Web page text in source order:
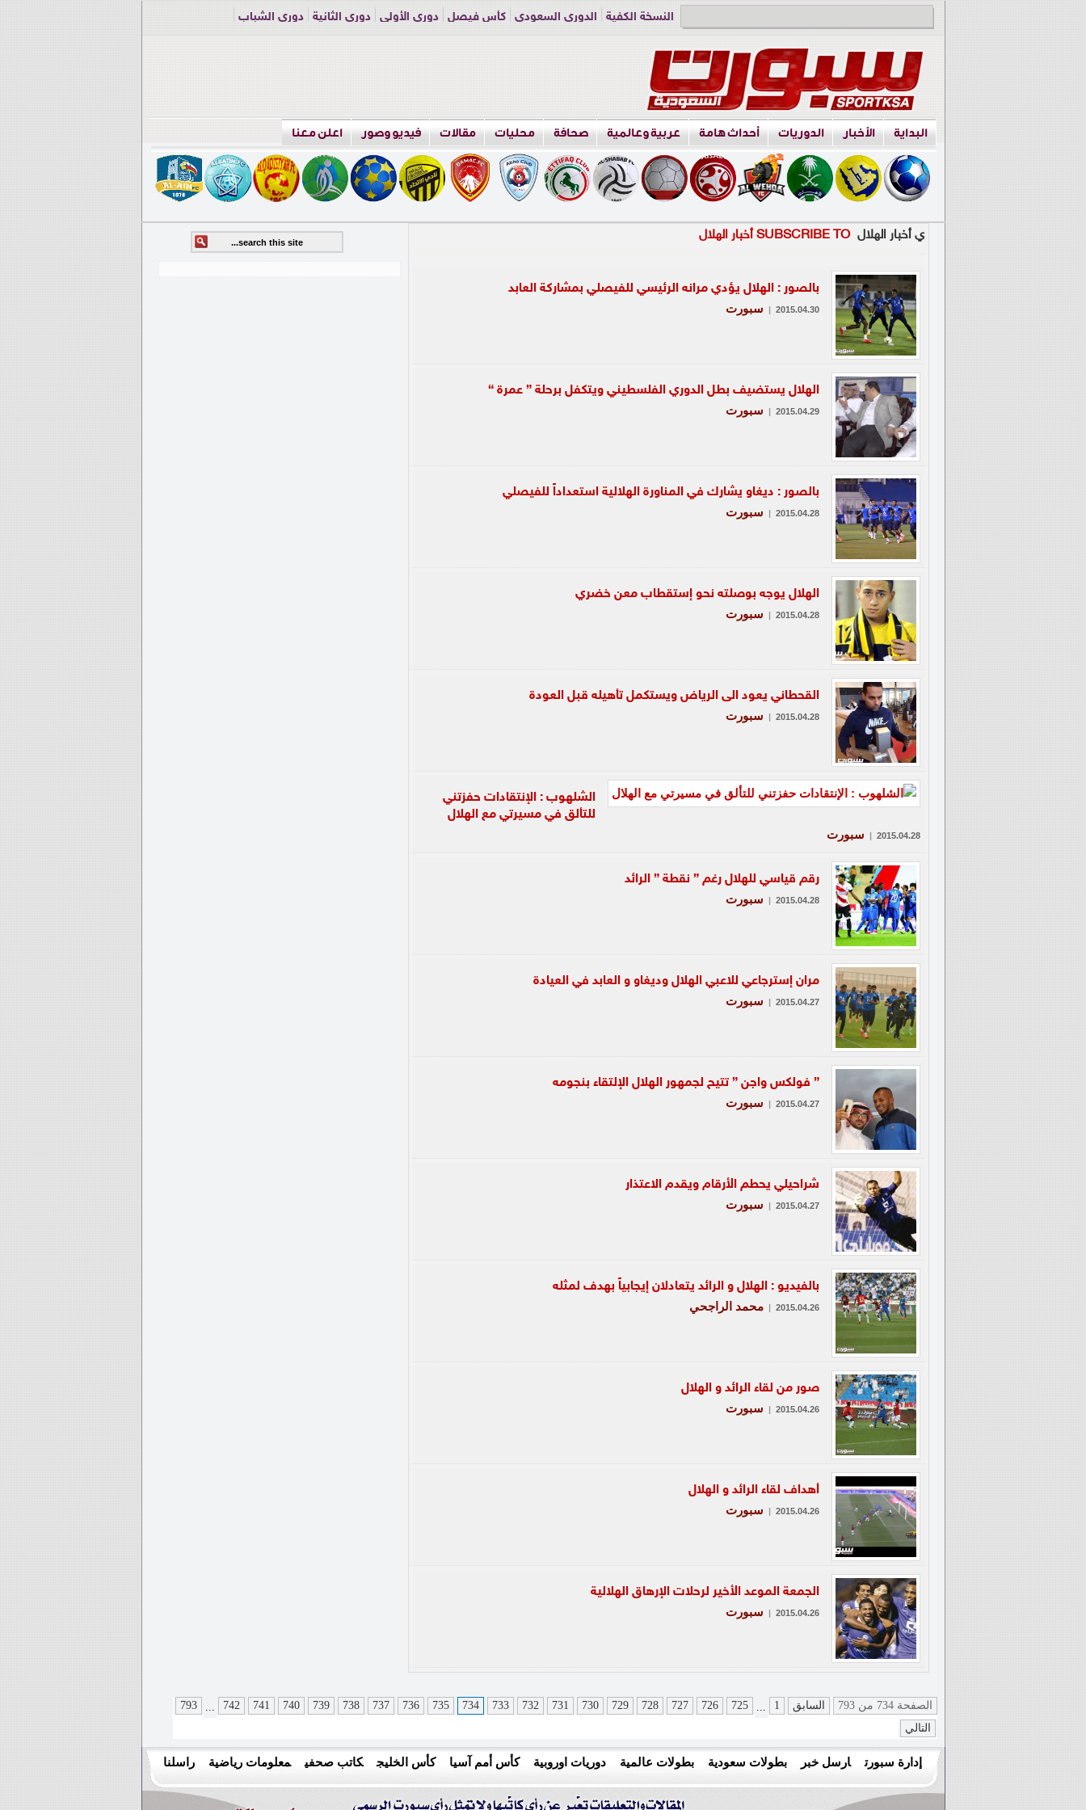
النسخة الكفية الدوري السعودي كأس فيصل دوري الأولى دوري الثانية
دوري الشباب
البداية الأخبار الدوريات أحداث هامة عربية وعالمية صحافة محليات مقالات فيديو وصور اعلن معنا
ي أخبار الهلال SUBSCRIBE TO أخبار الهلال
بالصور : الهلال يؤدي مرانه الرئيسي للفيصلي بمشاركة العابد
2015.04.30
| سبورت
الهلال يستضيف بطل الدوري الفلسطيني ويتكفل برحلة ” عمرة “
2015.04.29
| سبورت
بالصور : ديغاو يشارك في المناورة الهلالية استعداداً للفيصلي
2015.04.28
| سبورت
الهلال يوجه بوصلته نحو إستقطاب معن خضري
2015.04.28
| سبورت
القحطاني يعود الى الرياض ويستكمل تأهيله قبل العودة
2015.04.28
| سبورت
الشلهوب : الإنتقادات حفزتني
للتألق في مسيرتي مع الهلال
2015.04.28
| سبورت
رقم قياسي للهلال رغم ” نقطة ” الرائد
2015.04.28
| سبورت
مران إسترجاعي للاعبي الهلال وديغاو و العابد في العيادة
2015.04.27
| سبورت
” فولكس واجن ” تتيح لجمهور الهلال الإلتقاء بنجومه
2015.04.27
| سبورت
شراحيلي يحطم الأرقام ويقدم الاعتذار
2015.04.27
| سبورت
بالفيديو : الهلال و الرائد يتعادلان إيجابياً بهدف لمثله
2015.04.26
| محمد الراجحي
صور من لقاء الرائد و الهلال
2015.04.26
| سبورت
أهداف لقاء الرائد و الهلال
2015.04.26
| سبورت
الجمعة الموعد الأخير لرحلات الإرهاق الهلالية
2015.04.26
| سبورت
الصفحة 734 من 793 السابق 1
...
725
726
727
728
729
730
731
732
733
734
735
736
737
738
739
740
741
742
...
793
التالي
إدارة سبورت ارسل خبر بطولات سعودية بطولات عالمية دوريات اوروبية كأس أمم آسيا كأس الخليج كاتب صحفي معلومات رياضية راسلنا